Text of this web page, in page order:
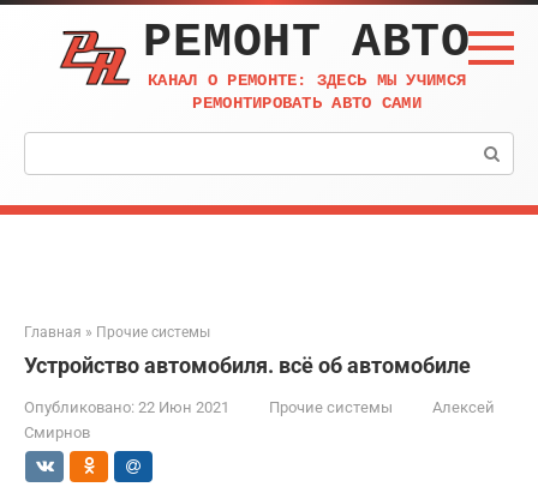
Перейти
контенту
РЕМОНТ АВТО
КАНАЛ О РЕМОНТЕ: ЗДЕСЬ МЫ УЧИМСЯ
РЕМОНТИРОВАТЬ АВТО САМИ
Поиск:
Главная » Прочие системы
Устройство автомобиля. всё об автомобиле
Опубликовано: 22 Июн 2021 Прочие системы
Алексей
Смирнов